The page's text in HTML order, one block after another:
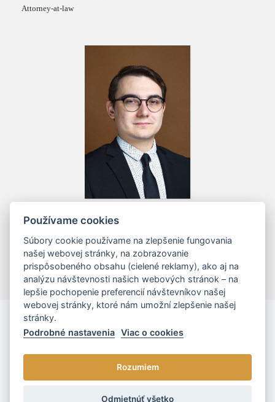
Attorney-at-law
Mgr. Lukáš Juck
© 2026 - L/R/P advokáti, s.r.o. |Cookies nastavenia
Používame cookies
Súbory cookie používame na zlepšenie fungovania
našej webovej stránky, na zobrazovanie
prispôsobeného obsahu (cielené reklamy), ako aj na
analýzu návštevnosti našich webových stránok – na
lepšie pochopenie preferencií návštevníkov našej
webovej stránky, ktoré nám umožní zlepšenie našej
stránky.
Podrobné nastavenia
Viac o cookies
Rozumiem
Odmietnúť všetko